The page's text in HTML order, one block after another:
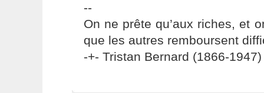
--
On ne prête qu’aux riches, et
que les autres remboursent
-+- Tristan Bernard (1866-1947)